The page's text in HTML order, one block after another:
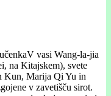
V vasi Wang-la-jia
na Kitajskem), svete
Kun, Marija Qi Yu in
v zavetišču sirot.